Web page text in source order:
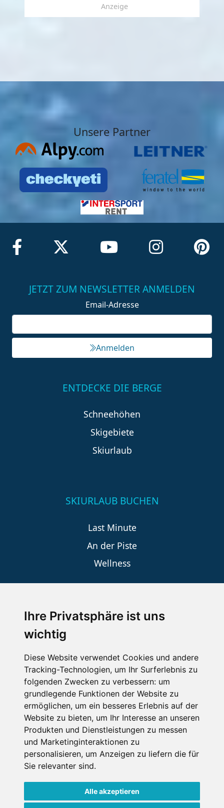
Ihre Privatsphäre ist uns
wichtig
Diese Website verwendet Cookies und andere
Tracking-Technologien, um Ihr Surferlebnis zu
folgenden Zwecken zu verbessern: um
grundlegende Funktionen der Website zu
ermöglichen, um ein besseres Erlebnis auf der
Website zu bieten, um Ihr Interesse an unseren
Produkten und Dienstleistungen zu messen
und Marketinginteraktionen zu
personalisieren, um Anzeigen zu liefern die für
Sie relevanter sind.
Alle akzeptieren
Anzeige
Unsere Partner
JETZT ZUM NEWSLETTER ANMELDEN
Email-Adresse
Anmelden
ENTDECKE DIE BERGE
Schneehöhen
Skigebiete
Skiurlaub
SKIURLAUB BUCHEN
Last Minute
An der Piste
Wellness
SCHNEEHÖHEN SKI APP
Die Schneehoehen Ski APP für iOS und Android - Ein
Impressum
Datenschutz
Nutzungsbedingungen
Copyright ©2026 Schneemenschen GmbH